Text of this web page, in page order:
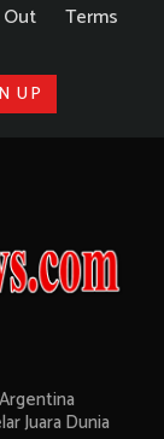
Out
Terms
Juara Dunia